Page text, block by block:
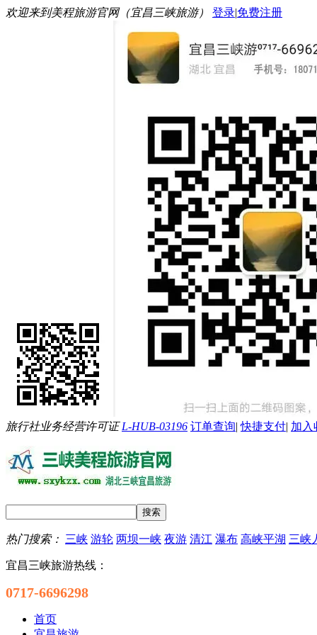
欢迎来到美程旅游官网（宜昌三峡旅游） 登录|免费注册
旅行社业务经营许可证L-HUB-03196 订单查询|快捷支付| 加入
热门搜索： 三峡 游轮 两坝一峡 夜游 清江 瀑布 高峡平湖 三峡
宜昌三峡旅游热线：
0717-6696298
首页